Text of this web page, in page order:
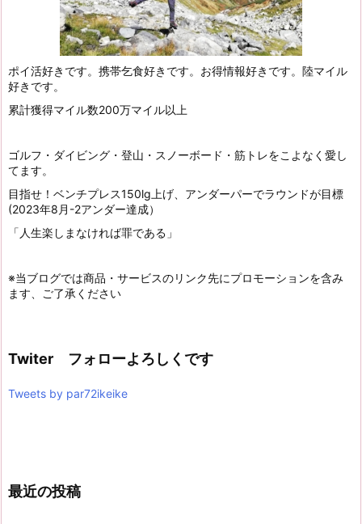
ポイ活好きです。携帯乞食好きです。お得情報好きです。陸マイル
好きです。
累計獲得マイル数200万マイル以上
ゴルフ・ダイビング・登山・スノーボード・筋トレをこよなく愛し
てます。
目指せ！ベンチプレス150lg上げ、アンダーパーでラウンドが目標
(2023年8月-2アンダー達成）
「人生楽しまなければ罪である」
※当ブログでは商品・サービスのリンク先にプロモーションを含み
ます、ご了承ください
Twiter フォローよろしくです
Tweets by par72ikeike
最近の投稿